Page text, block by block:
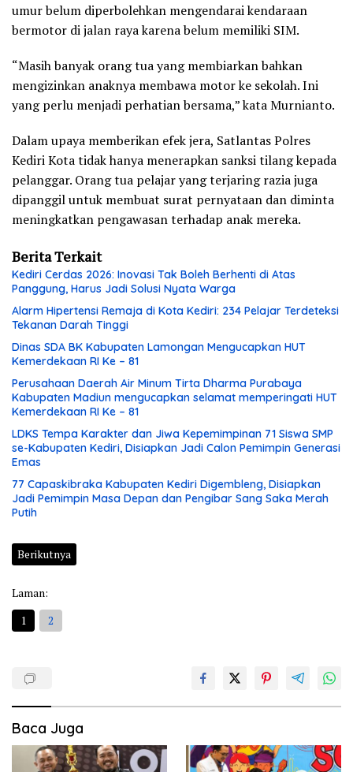
umur belum diperbolehkan mengendarai kendaraan
bermotor di jalan raya karena belum memiliki SIM.
“Masih banyak orang tua yang membiarkan bahkan
mengizinkan anaknya membawa motor ke sekolah. Ini
yang perlu menjadi perhatian bersama,” kata Murnianto.
Dalam upaya memberikan efek jera, Satlantas Polres
Kediri Kota tidak hanya menerapkan sanksi tilang kepada
pelanggar. Orang tua pelajar yang terjaring razia juga
dipanggil untuk membuat surat pernyataan dan diminta
meningkatkan pengawasan terhadap anak mereka.
Berita Terkait
Kediri Cerdas 2026: Inovasi Tak Boleh Berhenti di Atas
Panggung, Harus Jadi Solusi Nyata Warga
Alarm Hipertensi Remaja di Kota Kediri: 234 Pelajar Terdeteksi
Tekanan Darah Tinggi
Dinas SDA BK Kabupaten Lamongan Mengucapkan HUT
Kemerdekaan RI Ke – 81
Perusahaan Daerah Air Minum Tirta Dharma Purabaya
Kabupaten Madiun mengucapkan selamat memperingati HUT
Kemerdekaan RI Ke – 81
LDKS Tempa Karakter dan Jiwa Kepemimpinan 71 Siswa SMP
se-Kabupaten Kediri, Disiapkan Jadi Calon Pemimpin Generasi
Emas
77 Capaskibraka Kabupaten Kediri Digembleng, Disiapkan
Jadi Pemimpin Masa Depan dan Pengibar Sang Saka Merah
Putih
Berikutnya
Laman:
1
2
Baca Juga